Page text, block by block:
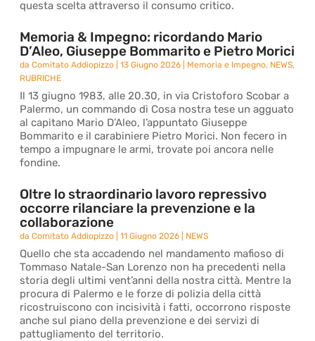
questa scelta attraverso il consumo critico.
Memoria & Impegno: ricordando Mario
D’Aleo, Giuseppe Bommarito e Pietro Morici
daComitato Addiopizzo |13 Giugno 2026 Memoria e Impegno, NEWS,
RUBRICHE
Il 13 giugno 1983, alle 20.30, in via Cristoforo Scobar a
Palermo, un commando di Cosa nostra tese un agguato
al capitano Mario D’Aleo, l’appuntato Giuseppe
Bommarito e il carabiniere Pietro Morici. Non fecero in
tempo a impugnare le armi, trovate poi ancora nelle
fondine.
Oltre lo straordinario lavoro repressivo
occorre rilanciare la prevenzione e la
collaborazione
daComitato Addiopizzo |11 Giugno 2026 NEWS
Quello che sta accadendo nel mandamento mafioso di
Tommaso Natale-San Lorenzo non ha precedenti nella
storia degli ultimi vent’anni della nostra città. Mentre la
procura di Palermo e le forze di polizia della città
ricostruiscono con incisività i fatti, occorrono risposte
anche sul piano della prevenzione e dei servizi di
pattugliamento del territorio.